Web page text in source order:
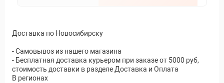
Доставка по Новосибирску
- Самовывоз из нашего магазина
- Бесплатная доставка курьером при заказе от 5000 руб,
стоимость доставки в разделе Доставка и Оплата
В регионах